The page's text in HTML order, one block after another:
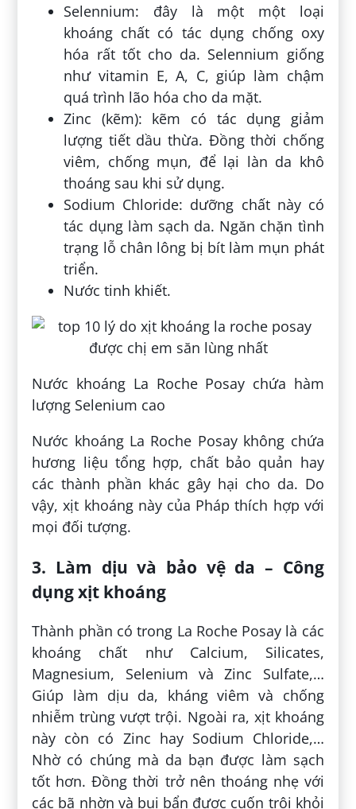
Selennium: đây là một một loại
khoáng chất có tác dụng chống oxy
hóa rất tốt cho da. Selennium giống
như vitamin E, A, C, giúp làm chậm
quá trình lão hóa cho da mặt.
Zinc (kẽm): kẽm có tác dụng giảm
lượng tiết dầu thừa. Đồng thời chống
viêm, chống mụn, để lại làn da khô
thoáng sau khi sử dụng.
Sodium Chloride: dưỡng chất này có
tác dụng làm sạch da. Ngăn chặn tình
trạng lỗ chân lông bị bít làm mụn phát
triển.
Nước tinh khiết.
Nước khoáng La Roche Posay chứa hàm
lượng Selenium cao
Nước khoáng La Roche Posay không chứa
hương liệu tổng hợp, chất bảo quản hay
các thành phần khác gây hại cho da. Do
vậy, xịt khoáng này của Pháp thích hợp với
mọi đối tượng.
3. Làm dịu và bảo vệ da – Công
dụng xịt khoáng
Thành phần có trong La Roche Posay là các
khoáng chất như Calcium, Silicates,
Magnesium, Selenium và Zinc Sulfate,…
Giúp làm dịu da, kháng viêm và chống
nhiễm trùng vượt trội. Ngoài ra, xịt khoáng
này còn có Zinc hay Sodium Chloride,…
Nhờ có chúng mà da bạn được làm sạch
tốt hơn. Đồng thời trở nên thoáng nhẹ với
các bã nhờn và bụi bẩn được cuốn trôi khỏi